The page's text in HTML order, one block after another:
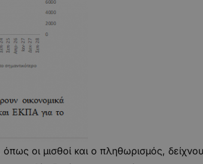
οι μισθοί και ο πληθωρισμός,